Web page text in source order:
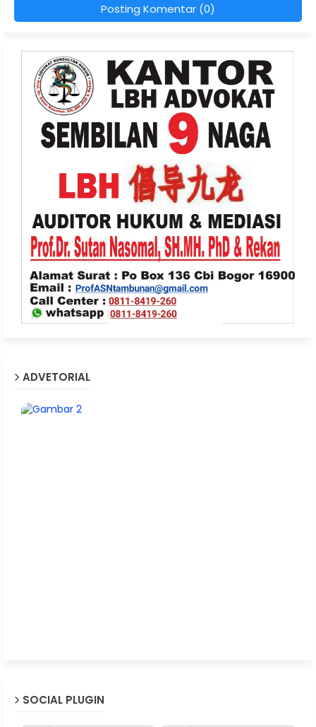
Posting Komentar (0)
ADVETORIAL
SOCIAL PLUGIN